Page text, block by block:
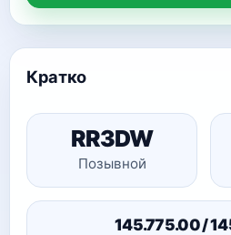
Кратко
RR3DW
Позывной
145.775.00 /